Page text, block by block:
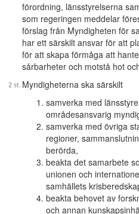
förordning, länsstyrelserna
som regeringen meddelar
förslag från Myndigheten för
har ett särskilt ansvar för att
för att skapa förmåga att
sårbarheter och motstå hot
Myndigheterna ska särskilt
samverka med
områdesansvarig
samverka med övriga
regioner,
berörda,
beakta det samarbete
unionen och
samhällets
beakta behovet av
och annan